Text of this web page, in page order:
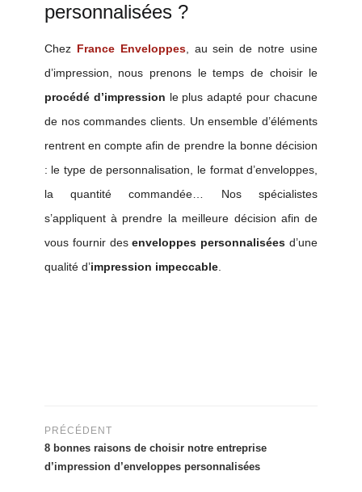
personnalisées ?
Chez France Enveloppes, au sein de notre usine
d’impression, nous prenons le temps de choisir le
procédé d’impression le plus adapté pour chacune
de nos commandes clients. Un ensemble d’éléments
rentrent en compte afin de prendre la bonne décision
: le type de personnalisation, le format d’enveloppes,
la quantité commandée… Nos spécialistes
s’appliquent à prendre la meilleure décision afin de
vous fournir desenveloppes personnalisées d’une
qualité d’impression impeccable.
PRÉCÉDENT
8 bonnes raisons de choisir notre entreprise
d’impression d’enveloppes personnalisées